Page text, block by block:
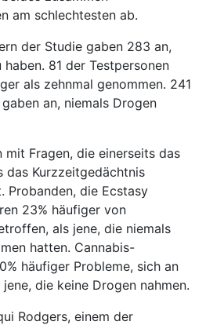
am schlechtesten ab.
der Studie gaben 283 an,
81 der Testpersonen
als zehnmal genommen. 241
an, niemals Drogen
mit Fragen, die einerseits das
das Kurzzeitgedächtnis
die Ecstasy
23% häufiger von
als jene, die niemals
hatten. Cannabis-
häufiger Probleme, sich an
die keine Drogen nahmen.
Rodgers, einem der